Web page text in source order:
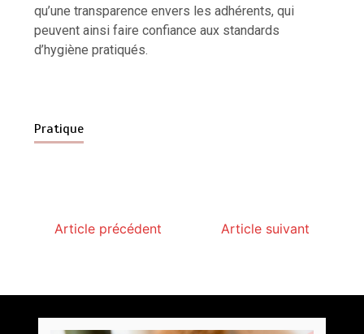
qu’une transparence envers les adhérents, qui
peuvent ainsi faire confiance aux standards
d’hygiène pratiqués.
Pratique
Article précédent Article suivant
parPovoski
5 août 2026